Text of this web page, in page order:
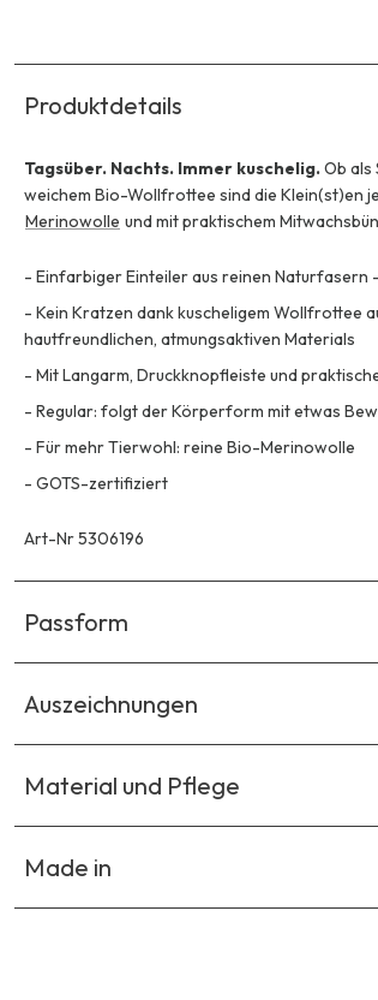
Produktdetails
Tagsüber. Nachts. Immer kuschelig.Ob als
weichem Bio-Wollfrottee sind die Klein(st)en
Merinowolle und mit praktischem
- Einfarbiger Einteiler aus reinen Naturfasern
- Kein Kratzen dank kuscheligem Wollfrottee
hautfreundlichen, atmungsaktiven Materials
- Mit Langarm, Druckknopfleiste und
- Regular: folgt der Körperform mit etwas
- Für mehr Tierwohl: reine Bio-Merinowolle
- GOTS-zertifiziert
Art-Nr 5306196
Passform
Auszeichnungen
Material und Pflege
Made in